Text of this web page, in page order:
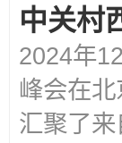
中关村
2024年
峰会在
汇聚了